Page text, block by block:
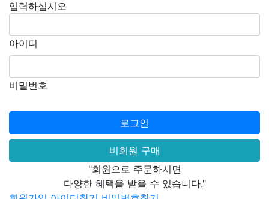
입력하십시오
아이디
비밀번호
로그인
비회원 구매
"회원으로 주문하시면
다양한 혜택을 받을 수 있습니다."